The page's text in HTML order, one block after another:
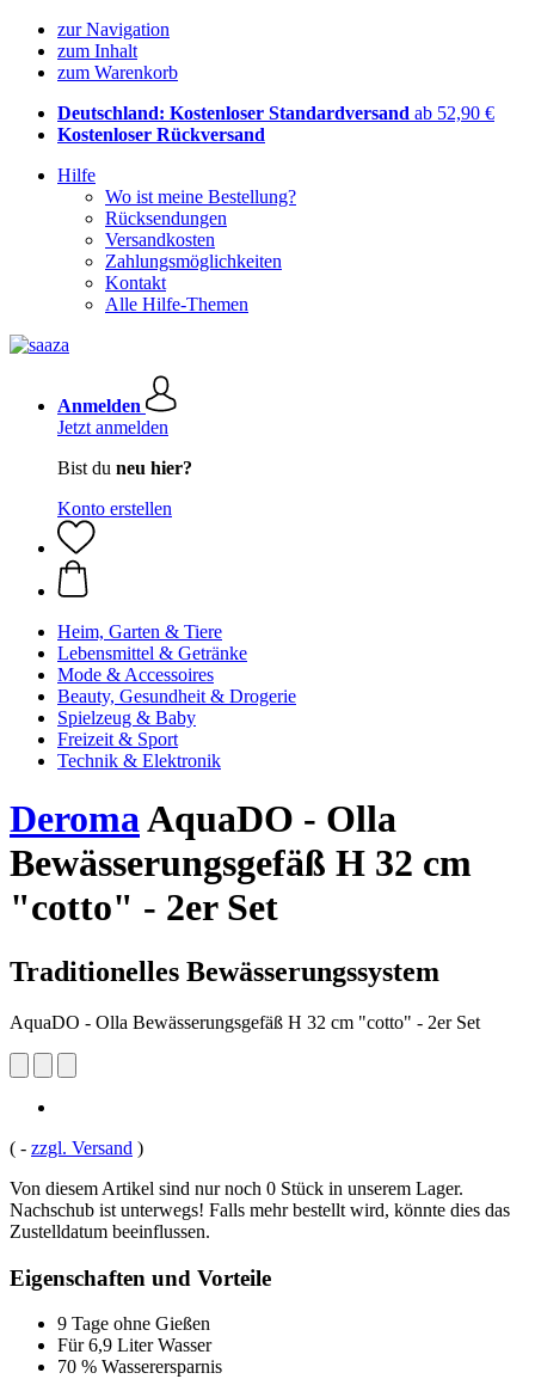
zur Navigation
zum Inhalt
zum Warenkorb
Deutschland: Kostenloser Standardversand ab 52,90 €
Kostenloser Rückversand
Hilfe
Wo ist meine Bestellung?
Rücksendungen
Versandkosten
Zahlungsmöglichkeiten
Kontakt
Alle Hilfe-Themen
Anmelden
Jetzt anmelden
Bist du neu hier?
Konto erstellen
Heim, Garten & Tiere
Lebensmittel & Getränke
Mode & Accessoires
Beauty, Gesundheit & Drogerie
Spielzeug & Baby
Freizeit & Sport
Technik & Elektronik
DeromaAquaDO - Olla
Bewässerungsgefäß H 32 cm
"cotto" - 2er Set
Traditionelles Bewässerungssystem
AquaDO - Olla Bewässerungsgefäß H 32 cm "cotto" - 2er Set
( - zzgl. Versand )
Von diesem Artikel sind nur noch 0 Stück in unserem Lager.
Nachschub ist unterwegs! Falls mehr bestellt wird, könnte dies das
Zustelldatum beeinflussen.
Eigenschaften und Vorteile
9 Tage ohne Gießen
Für 6,9 Liter Wasser
70 % Wasserersparnis